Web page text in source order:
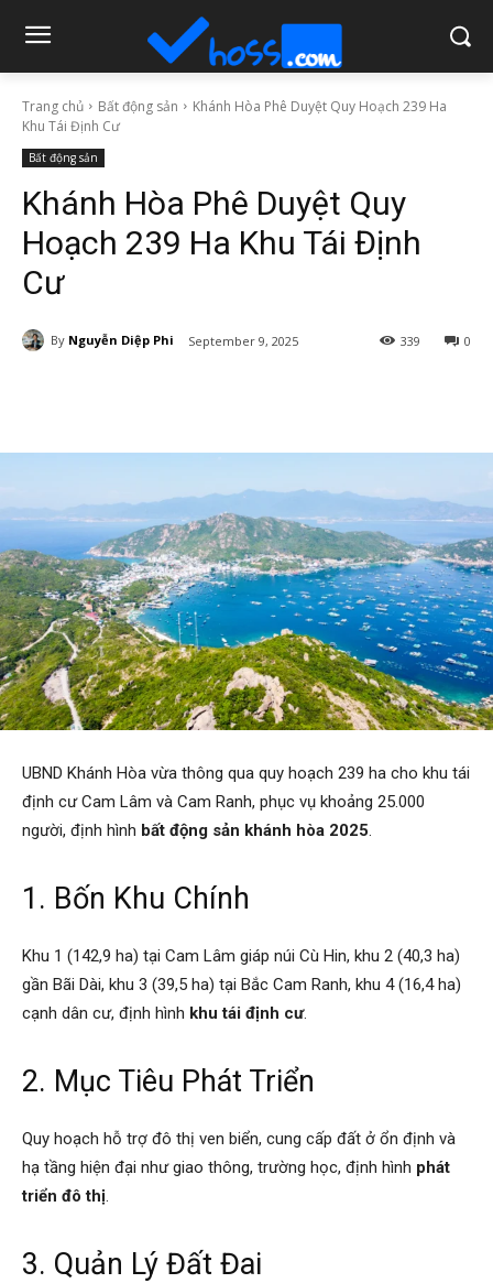
Trang chủ Bất động sản
Khánh Hòa Phê Duyệt Quy Hoạch 239 Ha
Khu Tái Định Cư
Bất động sản
Khánh Hòa Phê Duyệt Quy
Hoạch 239 Ha Khu Tái Định
Cư
By Nguyễn Diệp Phi September 9, 2025 0
339
UBND Khánh Hòa vừa thông qua quy hoạch 239 ha cho khu tái
định cư Cam Lâm và Cam Ranh, phục vụ khoảng 25.000
người, định hình bất động sản khánh hòa 2025.
1. Bốn Khu Chính
Khu 1 (142,9 ha) tại Cam Lâm giáp núi Cù Hin, khu 2 (40,3 ha)
gần Bãi Dài, khu 3 (39,5 ha) tại Bắc Cam Ranh, khu 4 (16,4 ha)
cạnh dân cư, định hình khu tái định cư.
2. Mục Tiêu Phát Triển
Quy hoạch hỗ trợ đô thị ven biển, cung cấp đất ở ổn định và
hạ tầng hiện đại như giao thông, trường học, định hình phát
triển đô thị.
3. Quản Lý Đất Đai